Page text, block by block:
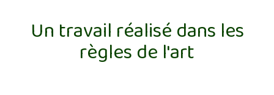
Un travail réalisé dans les
règles de l'art